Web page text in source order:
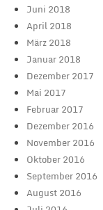
Juni 2018
April 2018
März 2018
Januar 2018
Dezember 2017
Mai 2017
Februar 2017
Dezember 2016
November 2016
Oktober 2016
September 2016
August 2016